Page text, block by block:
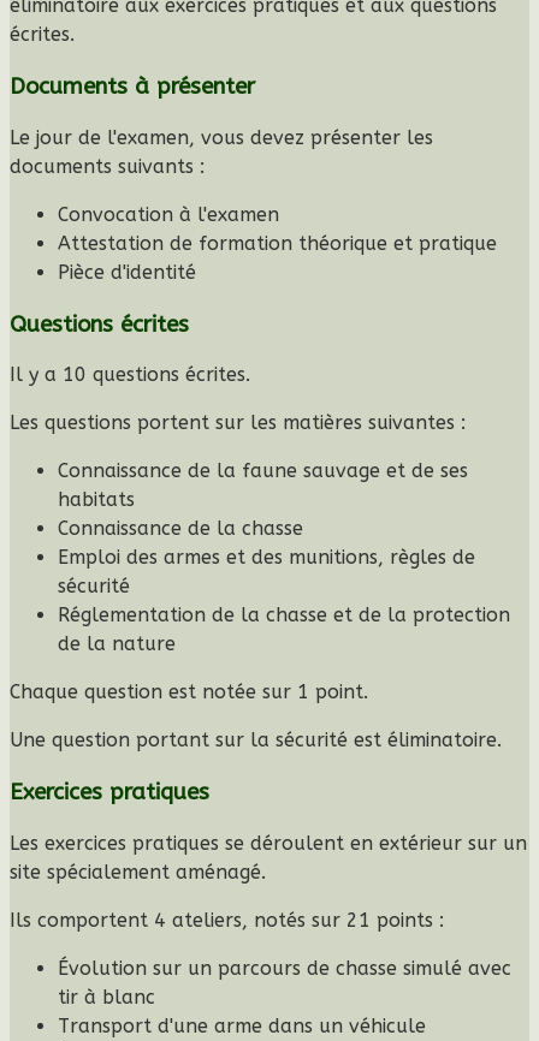
éliminatoire aux exercices pratiques et aux questions
écrites.
Documents à présenter
Le jour de l'examen, vous devez présenter les
documents suivants :
Convocation à l'examen
Attestation de formation théorique et pratique
Pièce d'identité
Questions écrites
Il y a 10 questions écrites.
Les questions portent sur les matières suivantes :
Connaissance de la faune sauvage et de ses
habitats
Connaissance de la chasse
Emploi des armes et des munitions, règles de
sécurité
Réglementation de la chasse et de la protection
de la nature
Chaque question est notée sur 1 point.
Une question portant sur la sécurité est éliminatoire.
Exercices pratiques
Les exercices pratiques se déroulent en extérieur sur un
site spécialement aménagé.
Ils comportent 4 ateliers, notés sur 21 points :
Évolution sur un parcours de chasse simulé avec
tir à blanc
Transport d'une arme dans un véhicule